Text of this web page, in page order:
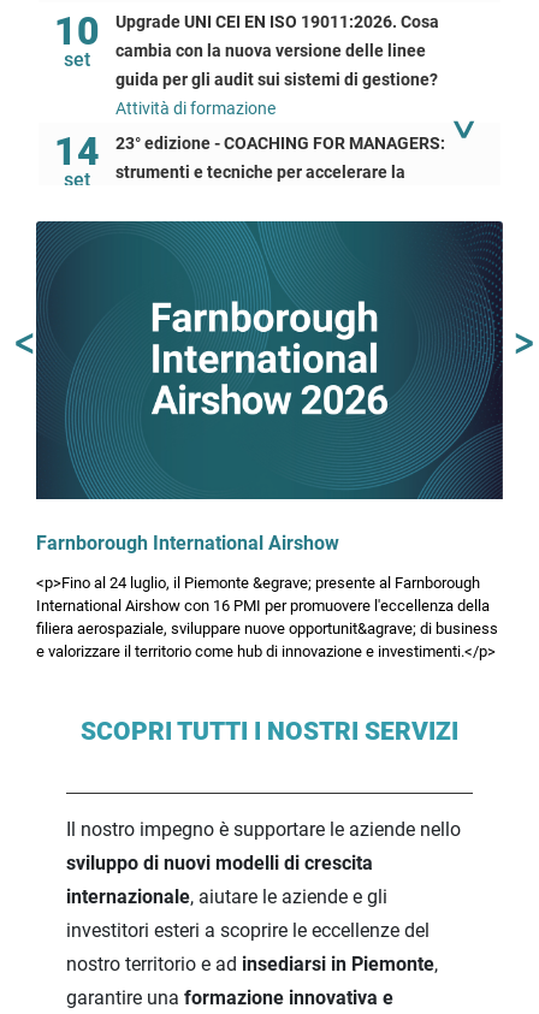
10
set
Upgrade UNI CEI EN ISO 19011:2026. Cosa
cambia con la nuova versione delle linee
guida per gli audit sui sistemi di gestione?
Attività di formazione
14
set
23° edizione - COACHING FOR MANAGERS:
strumenti e tecniche per accelerare la
collaboratori
Attività di formazione
15
set
Come sfruttare il CRM per l'export:
potenziare le attività di prospezione e
fidelizzazione clienti sfruttando l'A.I., gli
algoritmi digitali e la Marketing Automation
Attività di formazione
16
BUYERS' DAYS: Programma di incontri b2b
per il settore tessile in occasione di FILO
(Milano e Biella, 16-17 settembre 2026)
Workshop e Convegni
Milano e Biella | Italia
21
set
DIGITAL PRODUCT PASSPORT: LA CHIAVE
PER RAFFORZARE LA COMPETITIVITÀ
Torino | Italia
21
REPLICA
Attività di formazione
Torino |
21
set
AUTOMOTIVE: il Rappresentante per la
Sicurezza e la Conformità del Prodotto
della committenza internazionale
Farnborough International Airshow
<p>Fino al 24 luglio, il Piemonte &egrave; presente al Farnborough
International Airshow con 16 PMI per promuovere l'eccellenza della
filiera aerospaziale, sviluppare nuove opportunit&agrave; di business
e valorizzare il territorio come hub di innovazione e investimenti.</p>
Previous
SCOPRI TUTTI I NOSTRI SERVIZI
Il nostro impegno è supportare le aziende nello
sviluppo di nuovi modelli di crescita
internazionale, aiutare le aziende e gli
investitori esteri a scoprire le eccellenze del
nostro territorio e ad insediarsi in Piemonte,
garantire unaformazione innovativa e